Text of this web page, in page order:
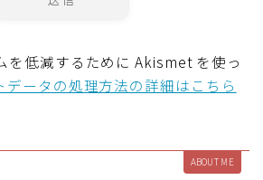
を低減するために Akismet を使っ
データの処理方法の詳細はこちら
ABOUT ME